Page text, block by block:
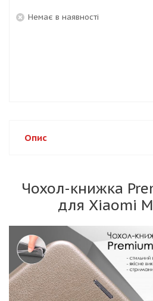
Немає в наявності
Опис
Чохол-книжка
для Xiaomi